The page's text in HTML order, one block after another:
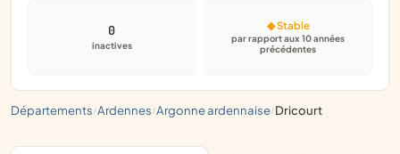
départements/ ardennes/ argonne ardennaise/ dricourt
0
inactives
◆ Stable
par rapport aux 10 années
précédentes